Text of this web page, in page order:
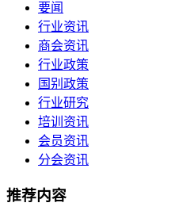
要闻
行业资讯
商会资讯
行业政策
国别政策
行业研究
培训资讯
会员资讯
分会资讯
推荐内容